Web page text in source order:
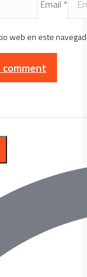
Email *
web en este